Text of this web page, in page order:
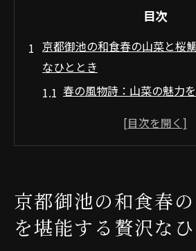
目次
京都御池の和食春の山菜と桜
なひととき
春の風物詩：山菜の魅力
桜鯛の刺身で味わう春の新
旬の山菜と桜鯛で迎える
夏の京都御池鮎の塩焼きと冷
京都御池の和食春
を堪能する贅沢な